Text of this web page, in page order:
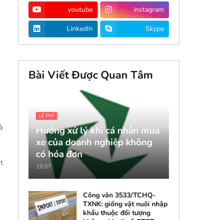
youtube instagram
LinkedIn Skype
Bài Viết Được Quan Tâm
LỆ PHÍ
Hướng xử lý khi cá nhân mua
xe của doanh nghiệp không
có hóa đơn
19:07
Công văn 3533/TCHQ-
TXNK: giống vật nuôi nhập
khẩu thuộc đối tượng